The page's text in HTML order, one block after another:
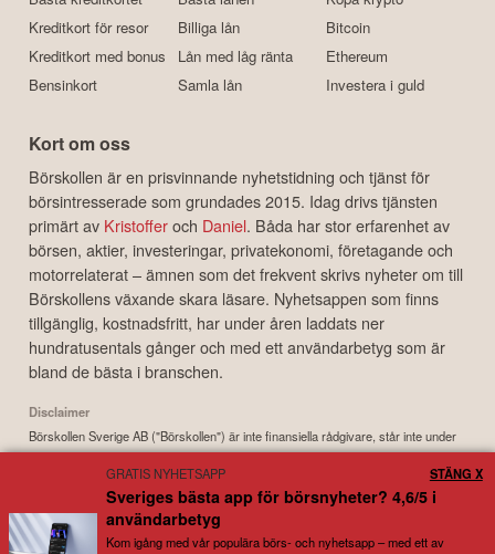
Kreditkort för resor
Kreditkort med bonus
Bensinkort
Billiga lån
Lån med låg ränta
Samla lån
Bitcoin
Ethereum
Investera i guld
Kort om oss
Börskollen är en prisvinnande nyhetstidning och tjänst för
börsintresserade som grundades 2015. Idag drivs tjänsten
primärt av Kristofferoch Daniel. Båda har stor erfarenhet av
börsen, aktier, investeringar, privatekonomi, företagande och
motorrelaterat – ämnen som det frekvent skrivs nyheter om till
Börskollens växande skara läsare. Nyhetsappen som finns
tillgänglig, kostnadsfritt, har under åren laddats ner
hundratusentals gånger och med ett användarbetyg som är
bland de bästa i branschen.
Disclaimer
Börskollen Sverige AB ("Börskollen") är inte finansiella rådgivare, står inte under
finansinspektionens tillsyn och ger inga råd till dig. Detta innebär att
investeringsbeslut baserade på information som direkt eller indirekt härrörande
från Börskollen eller personer med koppling till Börskollen, alltid fattas
självständigt av investeraren. Börskollen frånsäger sig allt ansvar för eventuell
förlust eller skada av vad slag det må vara som grundar sig på användandet av
GRATIS NYHETSAPP
Sveriges bästa app för börsnyheter? 4,6/5 i
användarbetyg
Kom igång med vår populära börs- och nyhetsapp – med ett av
STÄNG X